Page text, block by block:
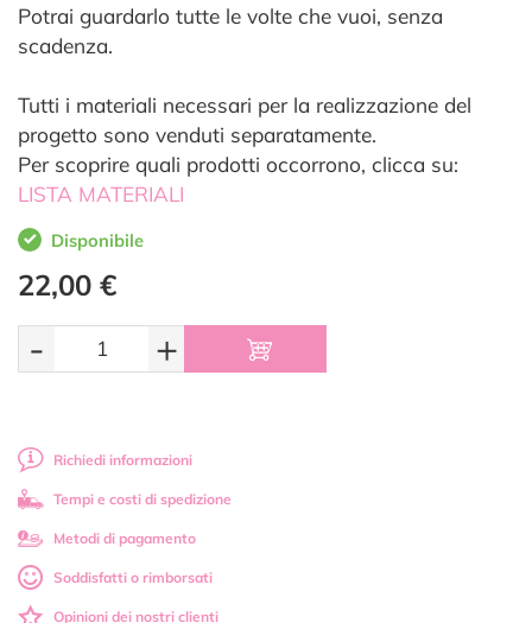
Potrai guardarlo tutte le volte che vuoi, senza
scadenza.
Tutti i materiali necessari per la realizzazione del
progetto sono venduti separatamente.
Per scoprire quali prodotti occorrono, clicca su:
LISTA MATERIALI
Disponibile
22,00 €
- +
Richiedi informazioni
Tempi e costi di spedizione
Metodi di pagamento
Soddisfatti o rimborsati
Opinioni dei nostri clienti